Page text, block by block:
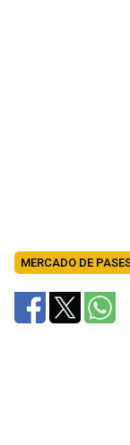
MERCADO DE